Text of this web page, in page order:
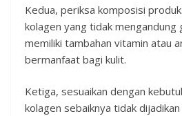
Kedua, periksa komposisi
kolagen yang tidak mengandung
memiliki tambahan vitamin atau
bermanfaat bagi kulit.
Ketiga, sesuaikan dengan
kolagen sebaiknya tidak